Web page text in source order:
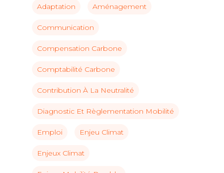
Adaptation Aménagement
Communication
Compensation Carbone
Comptabilité Carbone
Contribution À La Neutralité
Diagnostic Et Règlementation Mobilité
Emploi Enjeu Climat
Enjeux Climat